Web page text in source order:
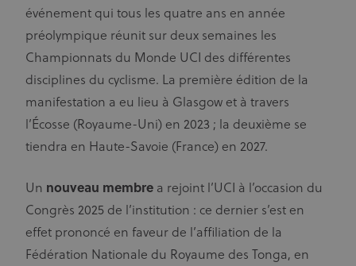
événement qui tous les quatre ans en année
préolympique réunit sur deux semaines les
Championnats du Monde UCI des différentes
disciplines du cyclisme. La première édition de la
manifestation a eu lieu à Glasgow et à travers
l’Écosse (Royaume-Uni) en 2023 ; la deuxième se
tiendra en Haute-Savoie (France) en 2027.
Un nouveau membre a rejoint l’UCI à l’occasion du
Congrès 2025 de l’institution : ce dernier s’est en
effet prononcé en faveur de l’affiliation de la
Fédération Nationale du Royaume des Tonga, en